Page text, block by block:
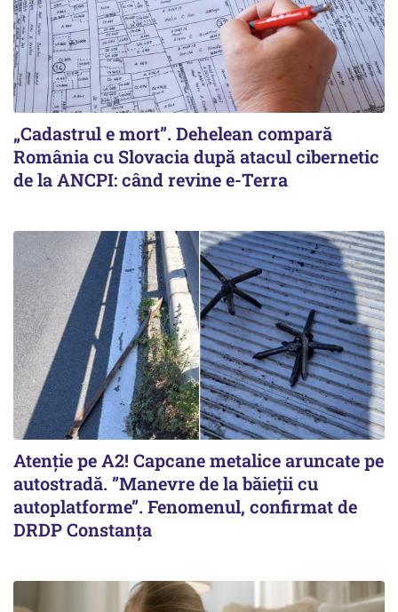
„Cadastrul e mort”. Dehelean compară
România cu Slovacia după atacul cibernetic
de la ANCPI: când revine e-Terra
Atenție pe A2! Capcane metalice aruncate pe
autostradă. ”Manevre de la băieții cu
autoplatforme”. Fenomenul, confirmat de
DRDP Constanța